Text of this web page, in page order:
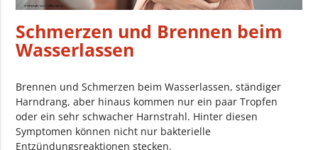
Schmerzen und Brennen beim
Wasserlassen
Brennen und Schmerzen beim Wasserlassen, ständiger
Harndrang, aber hinaus kommen nur ein paar Tropfen
oder ein sehr schwacher Harnstrahl. Hinter diesen
Symptomen können nicht nur bakterielle
Entzündungsreaktionen stecken.